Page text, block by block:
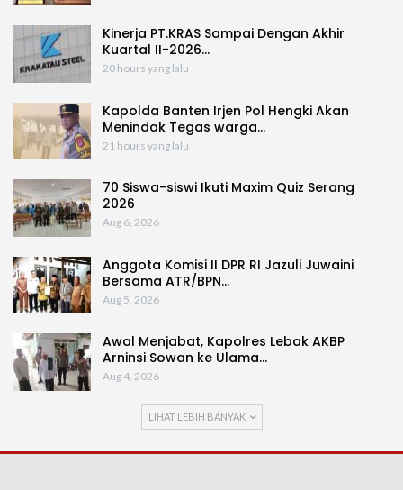
Kinerja PT.KRAS Sampai Dengan Akhir
Kuartal II-2026…
20 hours yang lalu
Kapolda Banten Irjen Pol Hengki Akan
Menindak Tegas warga…
21 hours yang lalu
70 Siswa-siswi Ikuti Maxim Quiz Serang
2026
Aug 6, 2026
Anggota Komisi II DPR RI Jazuli Juwaini
Bersama ATR/BPN…
Aug 5, 2026
Awal Menjabat, Kapolres Lebak AKBP
Arninsi Sowan ke Ulama…
Aug 4, 2026
LIHAT LEBIH BANYAK